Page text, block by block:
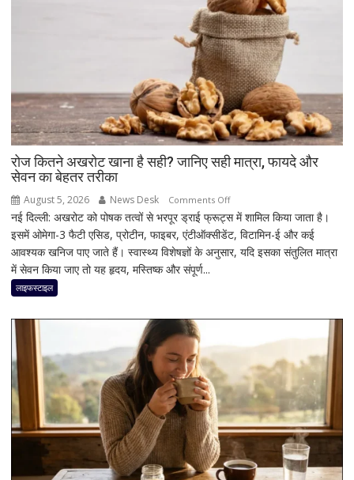
क्यों
अटक
जाता
है
टैक्स
रिफंड,
जानिए
बड़े
कारण
रोज कितने अखरोट खाना है सही? जानिए सही मात्रा, फायदे और
सेवन का बेहतर तरीका
August 5, 2026 News Desk Comments Offon
रोज
कितने
अखरोट
जानिए
फायदे
और
सेवन
का
बेहतर
तरीका
नई दिल्ली: अखरोट को पोषक तत्वों से भरपूर ड्राई फ्रूट्स में शामिल किया जाता है।
इसमें ओमेगा-3 फैटी एसिड, प्रोटीन, फाइबर, एंटीऑक्सीडेंट, विटामिन-ई और कई
आवश्यक खनिज पाए जाते हैं। स्वास्थ्य विशेषज्ञों के अनुसार, यदि इसका संतुलित मात्रा
में सेवन किया जाए तो यह हृदय, मस्तिष्क और संपूर्ण...
लाइफस्टाइल